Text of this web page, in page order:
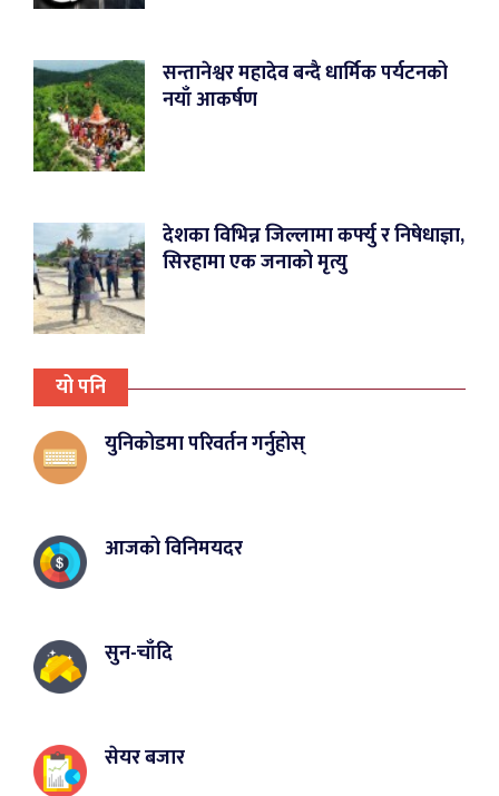
सन्तानेश्वर महादेव बन्दै धार्मिक पर्यटनको
नयाँ आकर्षण
देशका विभिन्न जिल्लामा कर्फ्यु र निषेधाज्ञा,
सिरहामा एक जनाको मृत्यु
यो पनि
युनिकोडमा परिवर्तन गर्नुहोस्
आजको विनिमयदर
सुन-चाँदि
सेयर बजार